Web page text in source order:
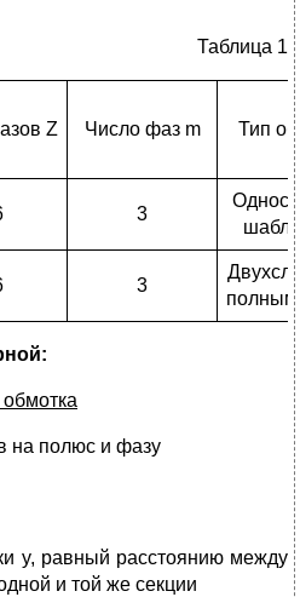
Таблица 1
Z Число фаз m Тип
3
3
на полюс и фазу
y, равный расстоянию между
и той же секции